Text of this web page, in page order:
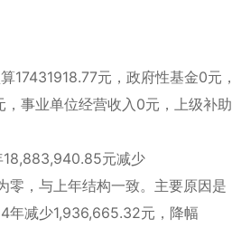
17431918.77元，政府性基金0元，
事业单位经营收入0元，上级补助
18,883,940.85元减少
，与上年结构一致‌。主要原因是
年减少‌1,936,665.32元‌，降幅‌